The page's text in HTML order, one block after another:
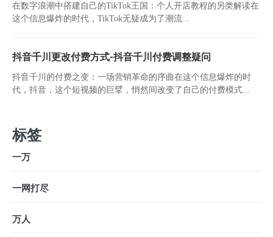
在数字浪潮中搭建自己的TikTok王国：个人开店教程的另类解读在
这个信息爆炸的时代，TikTok无疑成为了潮流...
抖音千川更改付费方式-抖音千川付费调整疑问
抖音千川的付费之变：一场营销革命的序曲在这个信息爆炸的时
代，抖音，这个短视频的巨擘，悄然间改变了自己的付费模式...
标签
一万
一网打尽
万人